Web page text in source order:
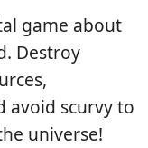
game about
Destroy
avoid scurvy to
universe!